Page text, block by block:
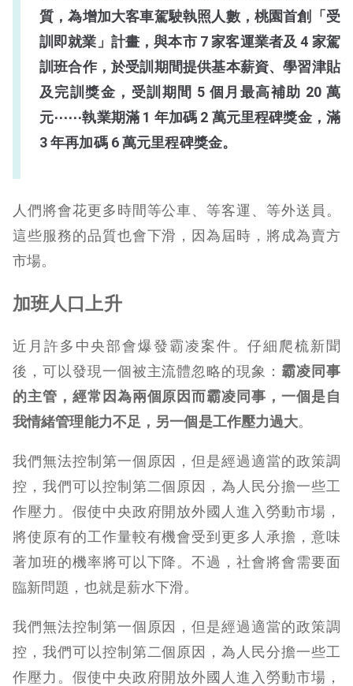
質，為增加大客車駕駛執照人數，桃園首創「受
訓即就業」計畫，與本市 7 家客運業者及 4 家駕
訓班合作，於受訓期間提供基本薪資、學習津貼
及完訓獎金，受訓期間 5 個月最高補助 20 萬
元⋯⋯執業期滿 1 年加碼 2 萬元里程碑獎金，滿
3 年再加碼 6 萬元里程碑獎金。
人們將會花更多時間等公車、等客運、等外送員。
這些服務的品質也會下滑，因為屆時，將成為賣方
市場。
加班人口上升
近月許多中央部會爆發霸凌案件。仔細爬梳新聞
後，可以發現一個被主流體忽略的現象： 霸凌同事
的主管，經常因為兩個原因而霸凌同事，一個是自
我情緒管理能力不足，另一個是工作壓力過大。
我們無法控制第一個原因，但是經過適當的政策調
控，我們可以控制第二個原因，為人民分擔一些工
作壓力。假使中央政府開放外國人進入勞動市場，
將使原有的工作量較有機會受到更多人承擔，意味
著加班的機率將可以下降。不過，社會將會需要面
臨新問題，也就是薪水下滑。
我們無法控制第一個原因，但是經過適當的政策調
控，我們可以控制第二個原因，為人民分擔一些工
作壓力。假使中央政府開放外國人進入勞動市場，